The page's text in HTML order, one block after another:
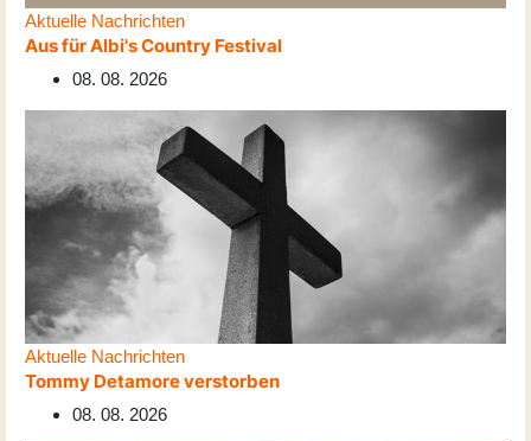
Aktuelle Nachrichten
Aus für Albi's Country Festival
08. 08. 2026
Aktuelle Nachrichten
Tommy Detamore verstorben
08. 08. 2026